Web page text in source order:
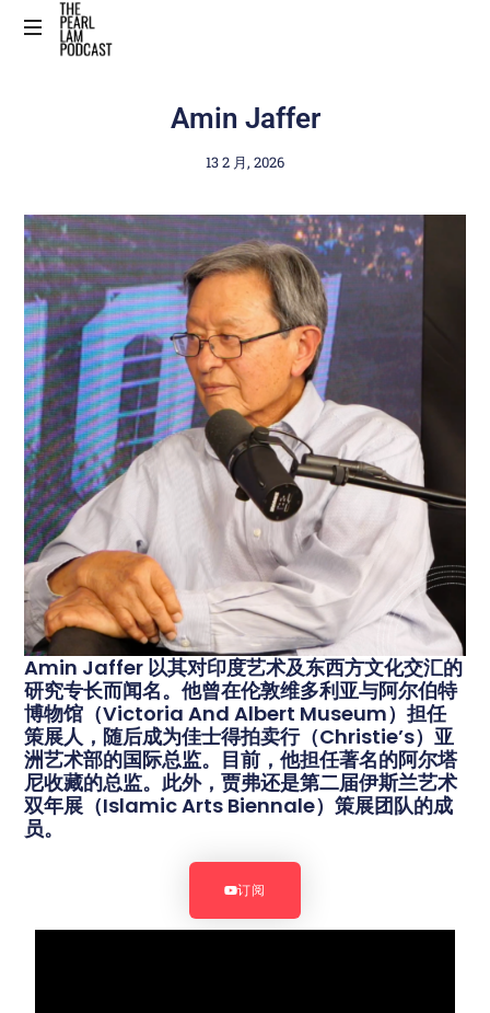
Amin Jaffer
13 2 月, 2026
Amin Jaffer 以其对印度艺术及东西方文化交汇的
研究专长而闻名。他曾在伦敦维多利亚与阿尔伯特
博物馆（Victoria And Albert Museum）担任
策展人，随后成为佳士得拍卖行（Christie’s）亚
洲艺术部的国际总监。目前，他担任著名的阿尔塔
尼收藏的总监。此外，贾弗还是第二届伊斯兰艺术
双年展（Islamic Arts Biennale）策展团队的成
员。
订阅